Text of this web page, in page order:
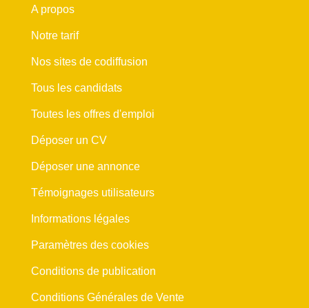
A propos
Notre tarif
Nos sites de codiffusion
Tous les candidats
Toutes les offres d'emploi
Déposer un CV
Déposer une annonce
Témoignages utilisateurs
Informations légales
Paramètres des cookies
Conditions de publication
Conditions Générales de Vente